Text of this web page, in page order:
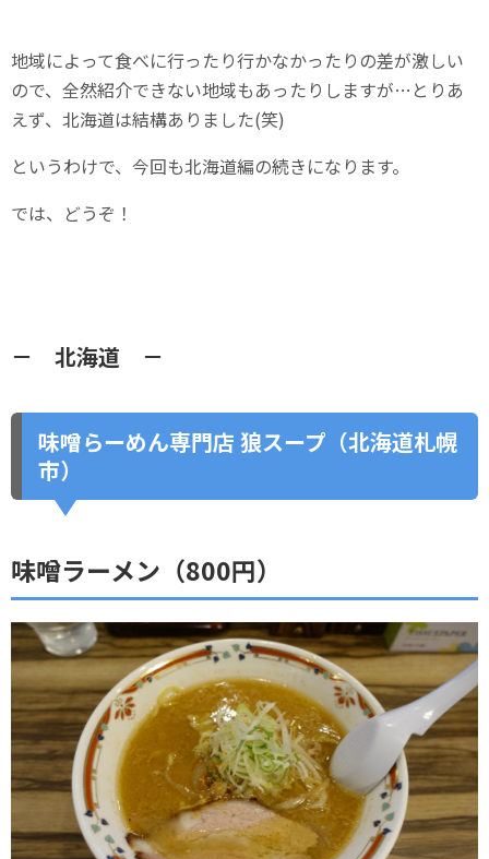
地域によって食べに行ったり行かなかったりの差が激しい
ので、全然紹介できない地域もあったりしますが…とりあ
えず、北海道は結構ありました(笑)
というわけで、今回も北海道編の続きになります。
では、どうぞ！
－ 北海道 －
味噌らーめん専門店 狼スープ（北海道札幌
市）
味噌ラーメン（800円）